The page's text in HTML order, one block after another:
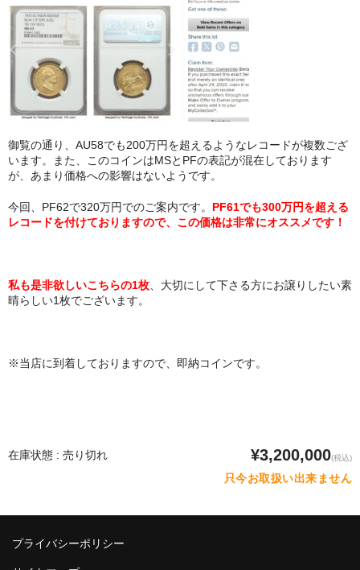
御覧の通り、AU58でも200万円を超えるようなレコードが複数ござ
います。また、このコインはMSとPFの表記が混在しております
が、あまり価格への影響はないようです。
今回、PF62で320万円でのご案内です。 PF61でも300万円を超える
レコードを付けておりますので、この価格は非常にオススメです！
私も是非欲しいこちらの1枚 、大切にして下さる方にお譲りしたい素
晴らしい1枚でございます。
※当店に到着しておりますので、即納コインです。
在庫状態 : 売り切れ ¥3,200,000(税込)
只今お取扱い出来ません
プライバシーポリシー